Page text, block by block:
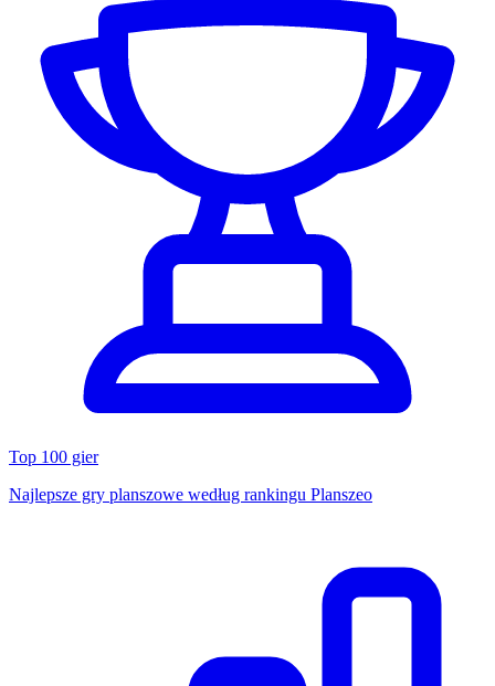
Top 100 gier
Najlepsze gry planszowe według rankingu Planszeo